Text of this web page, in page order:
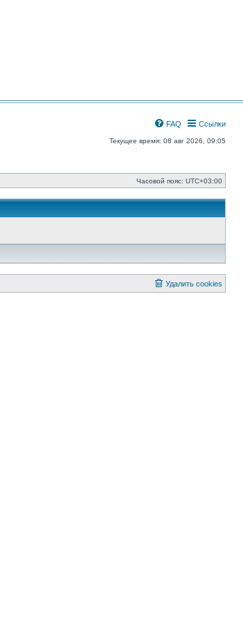
Ссылки
FAQ
Текущее время: 08 авг 2026, 09:05
Часовой пояс: UTC+03:00
Удалить cookies